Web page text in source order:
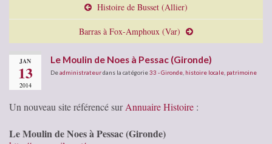
Histoire de Busset (Allier)
Barras à Fox-Amphoux (Var)
JAN
13
2014
Le Moulin de Noes à Pessac (Gironde)
Deadministrateurdans la catégorie33 - Gironde histoire locale patrimoine
Un nouveau site référencé surAnnuaire Histoire :
Le Moulin de Noes à Pessac (Gironde)